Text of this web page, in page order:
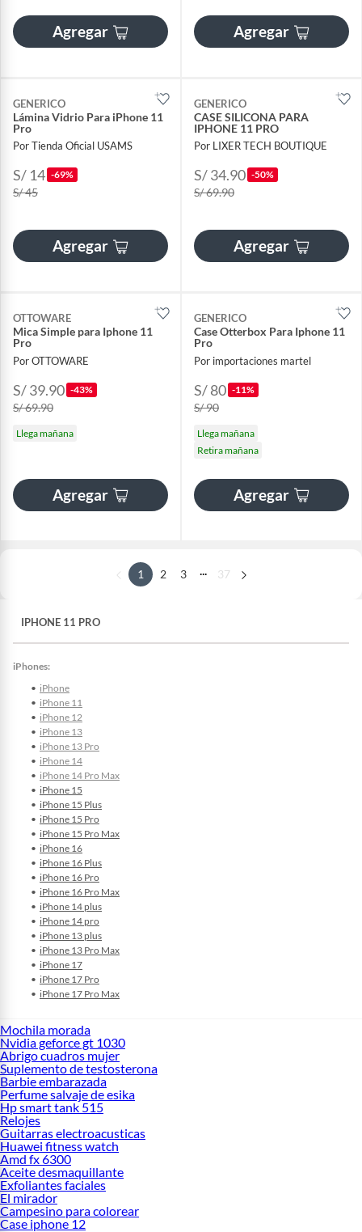
Agregar Agregar
GENERICO
Lámina Vidrio Para iPhone 11
Pro
Por Tienda Oficial USAMS
S/ 14 -69%
S/ 45
Agregar
GENERICO
CASE SILICONA PARA
IPHONE 11 PRO
Por LIXER TECH BOUTIQUE
S/ 34.90 -50%
S/ 69.90
Agregar
OTTOWARE
Mica Simple para Iphone 11
Pro
Por OTTOWARE
S/ 39.90 -43%
S/ 69.90
Llega mañana
Agregar
GENERICO
Case Otterbox Para Iphone 11
Pro
Por importaciones martel
S/ 80 -11%
S/ 90
Llega mañana
Retira mañana
Agregar
1 2 3 ... 37
IPHONE 11 PRO
iPhones:
iPhone
iPhone 11
iPhone 12
iPhone 13
iPhone 13 Pro
iPhone 14
iPhone 14 Pro Max
iPhone 15
iPhone 15 Plus
iPhone 15 Pro
iPhone 15 Pro Max
iPhone 16
iPhone 16 Plus
iPhone 16 Pro
iPhone 16 Pro Max
iPhone 14 plus
iPhone 14 pro
iPhone 13 plus
iPhone 13 Pro Max
iPhone 17
iPhone 17 Pro
iPhone 17 Pro Max
Mochila morada
Nvidia geforce gt 1030
Abrigo cuadros mujer
Suplemento de testosterona
Barbie embarazada
Perfume salvaje de esika
Hp smart tank 515
Relojes
Guitarras electroacusticas
Huawei fitness watch
Amd fx 6300
Aceite desmaquillante
Exfoliantes faciales
El mirador
Campesino para colorear
Case iphone 12